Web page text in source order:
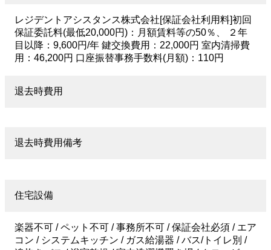
レジデントアシスタンス株式会社[保証会社利用料]初回
保証委託料(最低20,000円)：月額賃料等の50％、 ２年
目以降：9,600円/年 鍵交換費用：22,000円 室内清掃費
用：46,200円 口座振替事務手数料(月額)：110円
退去時費用
退去時費用備考
住宅設備
楽器不可 / ペット不可 / 事務所不可 / 保証会社必須 / エア
コン / システムキッチン / ガス給湯器 / バス/トイレ別 /